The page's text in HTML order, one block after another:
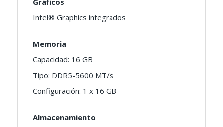
Intel® Graphics integrados
Memoria
Capacidad: 16 GB
Tipo: DDR5-5600 MT/s
Configuración: 1 x 16 GB
Almacenamiento